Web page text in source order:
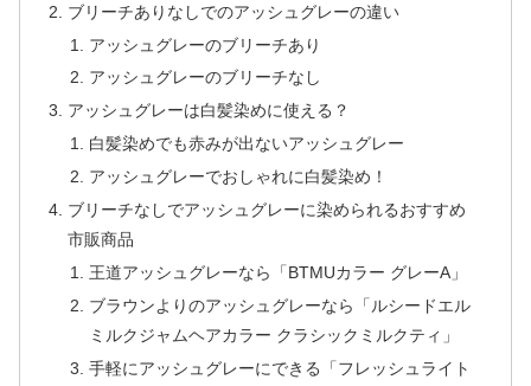
ブリーチありなしでのアッシュグレーの違い
アッシュグレーのブリーチあり
アッシュグレーのブリーチなし
アッシュグレーは白髪染めに使える？
白髪染めでも赤みが出ないアッシュグレー
アッシュグレーでおしゃれに白髪染め！
ブリーチなしでアッシュグレーに染められるおすすめ
市販商品
王道アッシュグレーなら「BTMUカラー グレーA」
ブラウンよりのアッシュグレーなら「ルシードエル
ミルクジャムヘアカラー クラシックミルクティ」
手軽にアッシュグレーにできる「フレッシュライト